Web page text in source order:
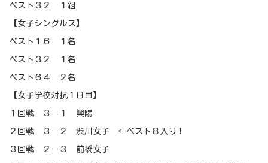
ベスト３２ １組
【女子シングルス】
ベスト１６ １名
ベスト３２ １名
ベスト６４ ２名
【女子学校対抗１日目】
１回戦 ３－１ 興陽
２回戦 ３－２ 渋川女子 ←ベスト８入り！
３回戦 ２－３ 前橋女子